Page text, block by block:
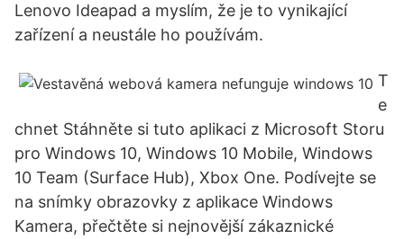
Lenovo Ideapad a myslím, že je to vynikající
zařízení a neustále ho používám.
T
e
chnet Stáhněte si tuto aplikaci z Microsoft Storu
pro Windows 10, Windows 10 Mobile, Windows
10 Team (Surface Hub), Xbox One. Podívejte se
na snímky obrazovky z aplikace Windows
Kamera, přečtěte si nejnovější zákaznické